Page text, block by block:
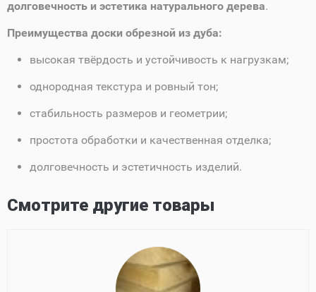
долговечность и эстетика натурального дерева.
Преимущества доски обрезной из дуба:
высокая твёрдость и устойчивость к нагрузкам;
однородная текстура и ровный тон;
стабильность размеров и геометрии;
простота обработки и качественная отделка;
долговечность и эстетичность изделий.
Смотрите другие товары